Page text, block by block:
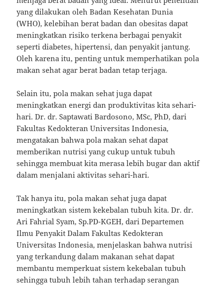
yang dilakukan oleh Badan Kesehatan Dunia
(WHO), kelebihan berat badan dan obesitas dapat
meningkatkan risiko terkena berbagai penyakit
seperti diabetes, hipertensi, dan penyakit jantung.
Oleh karena itu, penting untuk memperhatikan pola
makan sehat agar berat badan tetap terjaga.
Selain itu, pola makan sehat juga dapat
meningkatkan energi dan produktivitas kita sehari-
hari. Dr. dr. Saptawati Bardosono, MSc, PhD, dari
Fakultas Kedokteran Universitas Indonesia,
mengatakan bahwa pola makan sehat dapat
memberikan nutrisi yang cukup untuk tubuh
sehingga membuat kita merasa lebih bugar dan aktif
dalam menjalani aktivitas sehari-hari.
Tak hanya itu, pola makan sehat juga dapat
meningkatkan sistem kekebalan tubuh kita. Dr. dr.
Ari Fahrial Syam, Sp.PD-KGEH, dari Departemen
Ilmu Penyakit Dalam Fakultas Kedokteran
Universitas Indonesia, menjelaskan bahwa nutrisi
yang terkandung dalam makanan sehat dapat
membantu memperkuat sistem kekebalan tubuh
sehingga tubuh lebih tahan terhadap serangan